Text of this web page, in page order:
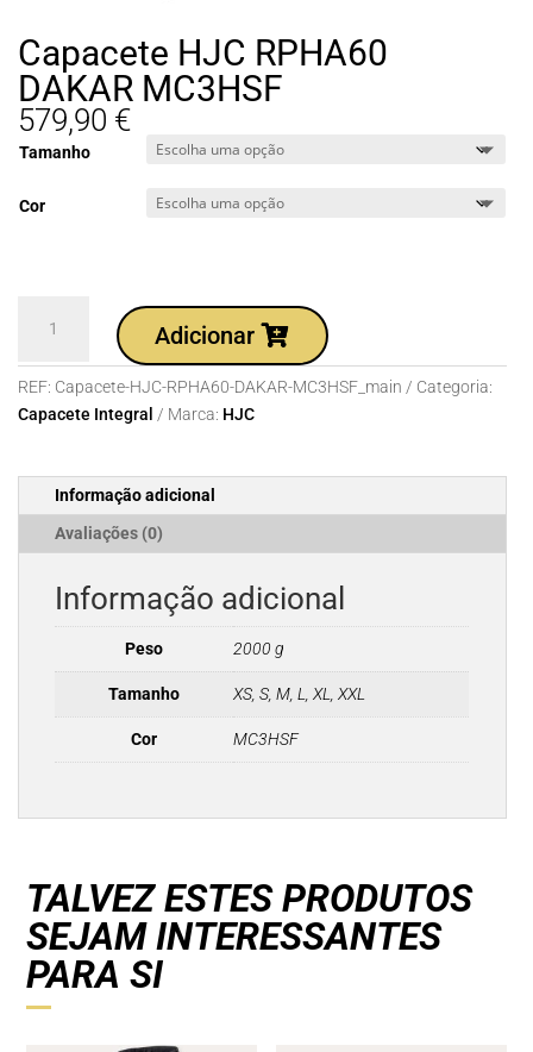
Capacete HJC RPHA60
DAKAR MC3HSF
579,90 €
Tamanho
Cor
Capacete
HJC
RPHA60
MC3HSF
Adicionar
REF: Capacete-HJC-RPHA60-DAKAR-MC3HSF_main
Categoria:
Capacete Integral
Marca: HJC
Informação adicional
Avaliações (0)
Informação adicional
Peso 2000 g
Tamanho XS, S, M, L, XL, XXL
Cor MC3HSF
TALVEZ ESTES PRODUTOS
SEJAM INTERESSANTES
PARA SI